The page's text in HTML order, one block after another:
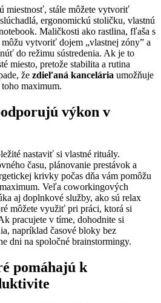
miestnosť, stále môžete vytvoriť
ergonomickú stoličku, vlastnú
Maličkosti ako rastlina, fľaša s
vytvoriť dojem „vlastnej zóny” a
do režimu sústredenia. Ak je to
miesto, pretože stabilita a rutina
že zdieľaná kancelária umožňuje
maximum.
výkon v
nastaviť si vlastné rituály.
času, plánovanie prestávok a
krivky počas dňa vám pomôžu
Veľa coworkingových
aj doplnkové služby, ako sú relax
môžete využiť pri práci, ktorá si
pracujete v tíme, dohodnite si
napríklad časové bloky bez
dni na spoločné brainstormingy.
pomáhajú k